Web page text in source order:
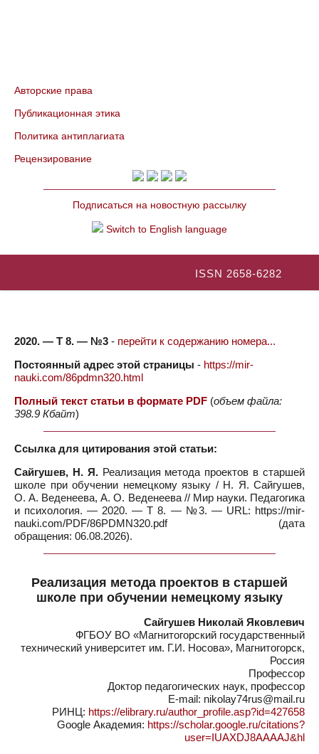
Авторские права
Публикационная этика
Политика антиплагиата
Рецензирование
Подписаться на новостную рассылку
Switch to English language
ISSN 2658-6282
2020. — Т 8. — №3 - перейти к содержанию номера...
Постоянный адрес этой страницы - https://mir-
nauki.com/86pdmn320.html
Полный текст статьи в формате PDF (объем файла:
398.9 Кбайт)
Ссылка для цитирования этой статьи:
Сайгушев, Н. Я.Реализация метода проектов в старшей
школе при обучении немецкому языку / Н. Я. Сайгушев,
О. А. Веденеева, А. О. Веденеева // Мир науки. Педагогика
и психология. — 2020. — Т 8. — №3. — URL: https://mir-
nauki.com/PDF/86PDMN320.pdf (дата
обращения: 06.08.2026).
Реализация метода проектов в старшей
школе при обучении немецкому языку
Сайгушев Николай Яковлевич
ФГБОУ ВО «Магнитогорский государственный
технический университет им. Г.И. Носова», Магнитогорск,
Россия
Профессор
Доктор педагогических наук, профессор
E-mail: nikolay74rus@mail.ru
РИНЦ: https://elibrary.ru/author_profile.asp?id=427658
Google Академия: https://scholar.google.ru/citations?
user=IUAXDJ8AAAAJ&hl